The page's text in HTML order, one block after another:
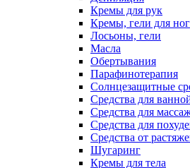
Кремы для рук
Кремы, гели для ног
Лосьоны, гели
Масла
Обертывания
Парафинотерапия
Солнцезащитные
Средства для
Средства для
Средства для
Средства от
Шугаринг
Кремы для тела